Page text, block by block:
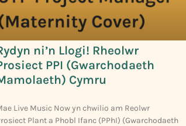
ni’n Llogi! Rheolwr
PPI (Gwarchodaeth
Cymru
Live Music Now yn chwilio am Reolwr
Plant a Phobl Ifanc (PPhI) (Gwarchodaeth